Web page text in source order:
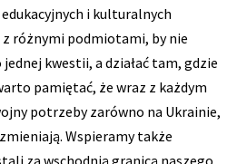
i kulturalnych
różnymi podmiotami, by nie
kwestii, a działać tam, gdzie
pamiętać, że wraz z każdym
potrzeby zarówno na Ukrainie,
Wspieramy także
za wschodnią granicą naszego